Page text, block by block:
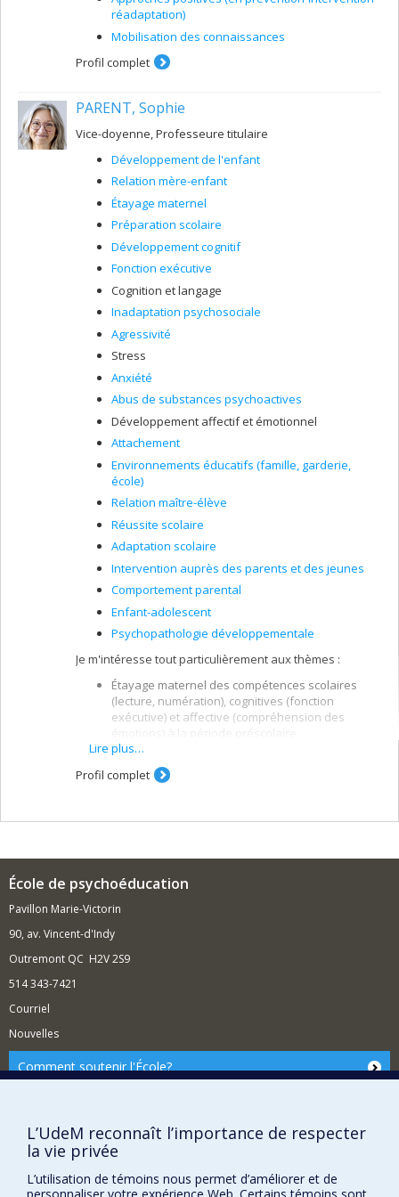
réadaptation)
Mobilisation des connaissances
Profil complet
PARENT, Sophie
Vice-doyenne, Professeure titulaire
Développement de l'enfant
Relation mère-enfant
Étayage maternel
Préparation scolaire
Développement cognitif
Fonction exécutive
Cognition et langage
Inadaptation psychosociale
Agressivité
Stress
Anxiété
Abus de substances psychoactives
Développement affectif et émotionnel
Attachement
Environnements éducatifs (famille, garderie,
école)
Relation maître-élève
Réussite scolaire
Adaptation scolaire
Intervention auprès des parents et des jeunes
Comportement parental
Enfant-adolescent
Psychopathologie développementale
Je m'intéresse tout particulièrement aux thèmes :
Étayage maternel des compétences scolaires
(lecture, numération), cognitives (fonction
exécutive) et affective (compréhension des
émotions) à la période préscolaire
Transition préscolaire-primaire et stress
Facteurs familiaux associés aux problèmes
l'engagement scolaire
l'école primaire
Lire plus…
Profil complet
École de psychoéducation
Pavillon Marie-Victorin
90, av. Vincent-d'Indy
Outremont QC H2V 2S9
514 343-7421
Courriel
Nouvelles
Comment soutenir l'École?
Signaler une erreur
Accessibilité
L’UdeM reconnaît l’importance de respecter
la vie privée
L’utilisation de témoins nous permet d’améliorer et de
personnaliser votre expérience Web. Certains témoins sont